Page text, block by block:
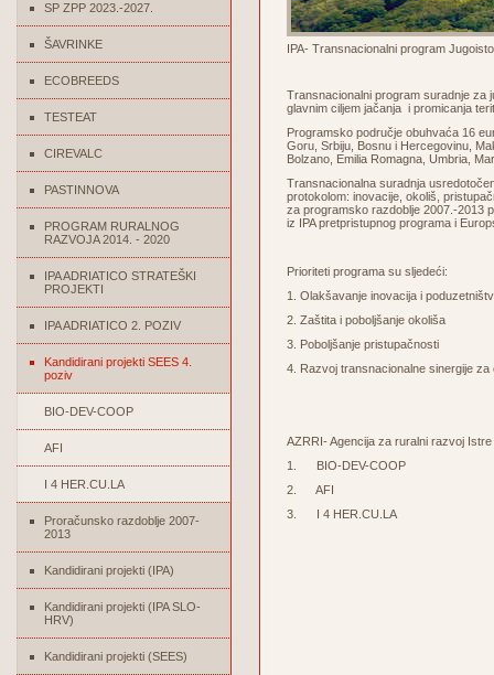
SP ZPP 2023.-2027.
ŠAVRINKE
ECOBREEDS
TESTEAT
CIREVALC
PASTINNOVA
PROGRAM RURALNOG
RAZVOJA 2014. - 2020
IPA ADRIATICO STRATEŠKI
PROJEKTI
IPA ADRIATICO 2. POZIV
Kandidirani projekti SEES 4.
poziv
BIO-DEV-COOP
AFI
I 4 HER.CU.LA
Proračunsko razdoblje 2007-
2013
Kandidirani projekti (IPA)
Kandidirani projekti (IPA SLO-
HRV)
Kandidirani projekti (SEES)
IPA- Transnacionalni program
Transnacionalni program suradnje za
glavnim ciljem jačanja i promicanja
Programsko područje obuhvaća 16
Goru, Srbiju, Bosnu i Hercegovinu,
Bolzano, Emilia Romagna, Umbria,
Transnacionalna suradnja
protokolom: inovacije, okoliš,
za programsko razdoblje 2007.-2013
iz IPA pretpristupnog programa i
Prioriteti programa su sljedeći:
1. Olakšavanje inovacija i
2. Zaštita i poboljšanje okoliša
3. Poboljšanje pristupačnosti
4. Razvoj transnacionalne sinergije
AZRRI- Agencija za ruralni razvoj
1. BIO-DEV-COOP
2. AFI
3. I 4 HER.CU.LA